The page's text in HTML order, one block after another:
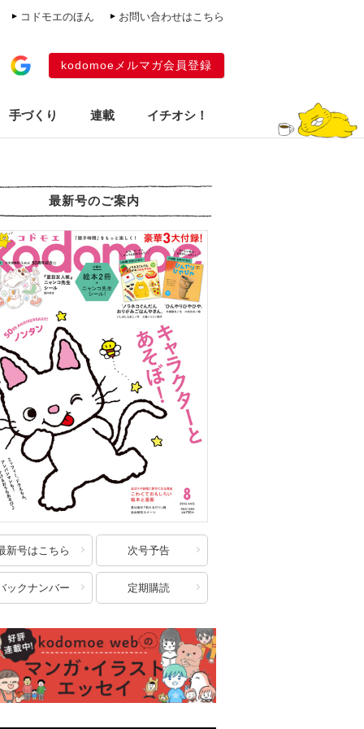
コドモエのほん お問い合わせはこちら
kodomoeメルマガ会員登録
手づくり 連載 イチオシ！
最新号のご案内
新号はこちら 次号予告
ックナンバー 定期購読